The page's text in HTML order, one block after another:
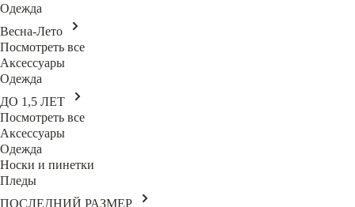
Одежда
Весна-Лето
Посмотреть все
Аксессуары
Одежда
ДО 1,5 ЛЕТ
Посмотреть все
Аксессуары
Одежда
Носки и пинетки
Пледы
ПОСЛЕДНИЙ РАЗМЕР